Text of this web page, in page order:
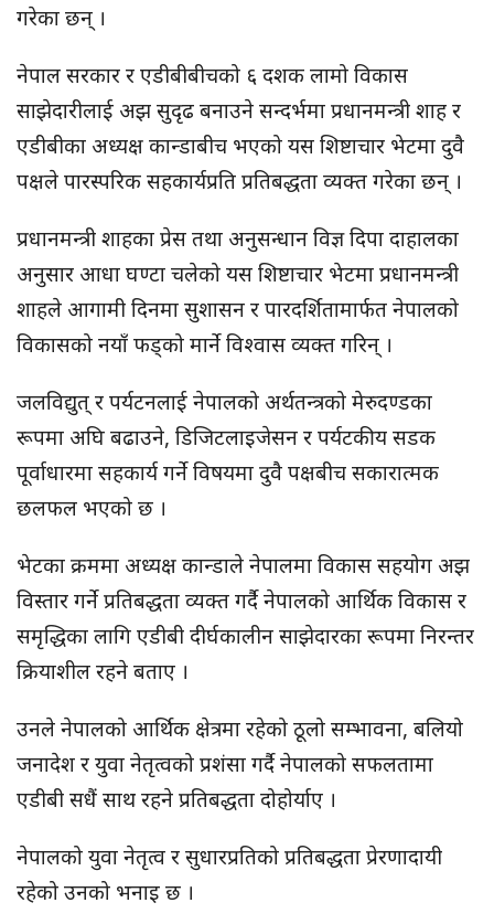
गरेका छन् ।
नेपाल सरकार र एडीबीबीचको ६ दशक लामो विकास
साझेदारीलाई अझ सुदृढ बनाउने सन्दर्भमा प्रधानमन्त्री शाह र
एडीबीका अध्यक्ष कान्डाबीच भएको यस शिष्टाचार भेटमा दुवै
पक्षले पारस्परिक सहकार्यप्रति प्रतिबद्धता व्यक्त गरेका छन् ।
प्रधानमन्त्री शाहका प्रेस तथा अनुसन्धान विज्ञ दिपा दाहालका
अनुसार आधा घण्टा चलेको यस शिष्टाचार भेटमा प्रधानमन्त्री
शाहले आगामी दिनमा सुशासन र पारदर्शितामार्फत नेपालको
विकासको नयाँ फड्को मार्ने विश्वास व्यक्त गरिन् ।
जलविद्युत् र पर्यटनलाई नेपालको अर्थतन्त्रको मेरुदण्डका
रूपमा अघि बढाउने, डिजिटलाइजेसन र पर्यटकीय सडक
पूर्वाधारमा सहकार्य गर्ने विषयमा दुवै पक्षबीच सकारात्मक
छलफल भएको छ ।
भेटका क्रममा अध्यक्ष कान्डाले नेपालमा विकास सहयोग अझ
विस्तार गर्ने प्रतिबद्धता व्यक्त गर्दै नेपालको आर्थिक विकास र
समृद्धिका लागि एडीबी दीर्घकालीन साझेदारका रूपमा निरन्तर
क्रियाशील रहने बताए ।
उनले नेपालको आर्थिक क्षेत्रमा रहेको ठूलो सम्भावना, बलियो
जनादेश र युवा नेतृत्वको प्रशंसा गर्दै नेपालको सफलतामा
एडीबी सधैं साथ रहने प्रतिबद्धता दोहोर्याए ।
नेपालको युवा नेतृत्व र सुधारप्रतिको प्रतिबद्धता प्रेरणादायी
रहेको उनको भनाइ छ ।